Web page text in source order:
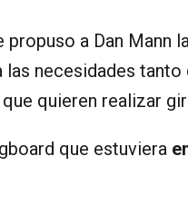
a Dan Mann
las necesidades
quieren realizar
que estuviera